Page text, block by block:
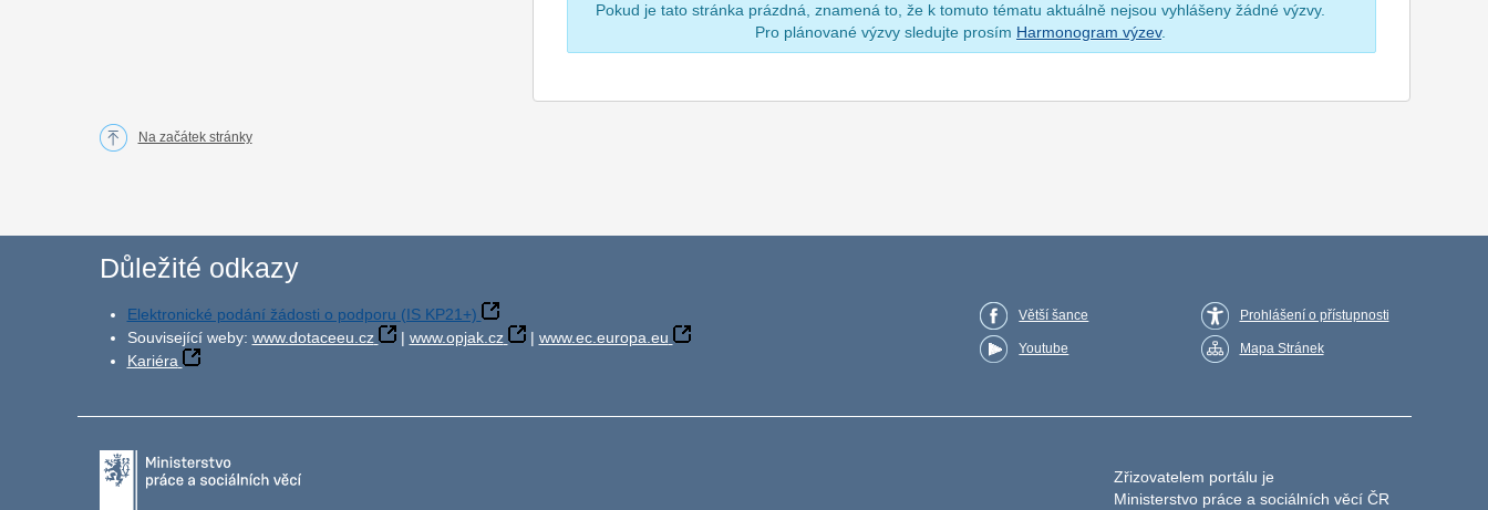
Pokud je tato stránka prázdná, znamená to, že k tomuto tématu aktuálně nejsou vyhlášeny žádné výzvy.
Pro plánované výzvy sledujte prosím Harmonogram výzev.
Na začátek stránky
Důležité odkazy
Elektronické podání žádosti o podporu (IS KP21+)
Související weby: www.dotaceeu.cz | www.opjak.cz | www.ec.europa.eu
Kariéra
Větší šance
Youtube
Prohlášení o přístupnosti
Mapa Stránek
Zřizovatelem portálu je
Ministerstvo práce a sociálních věcí ČR